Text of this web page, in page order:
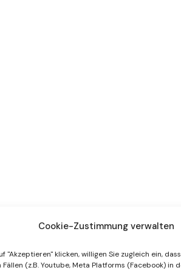
Cookie-Zustimmung verwalten
"Akzeptieren" klicken, willigen Sie zugleich ein,
(z.B. Youtube, Meta Platforms (Facebook) in